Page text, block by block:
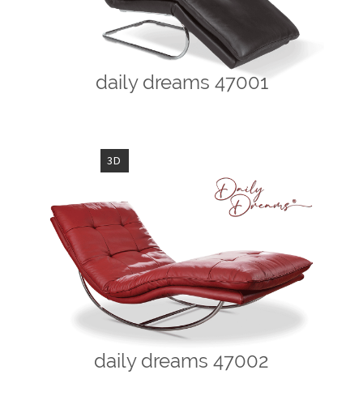
daily dreams 47001
3D
daily dreams 47002